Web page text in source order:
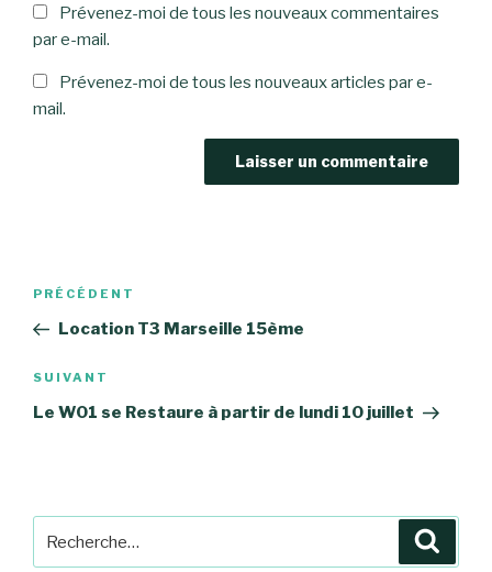
Prévenez-moi de tous les nouveaux commentaires
par e-mail.
Prévenez-moi de tous les nouveaux articles par e-
mail.
Navigation
l’article
Article
précédent
PRÉCÉDENT
Location T3 Marseille 15ème
Article
suivant
SUIVANT
Le W01 se Restaure à partir de lundi 10 juillet